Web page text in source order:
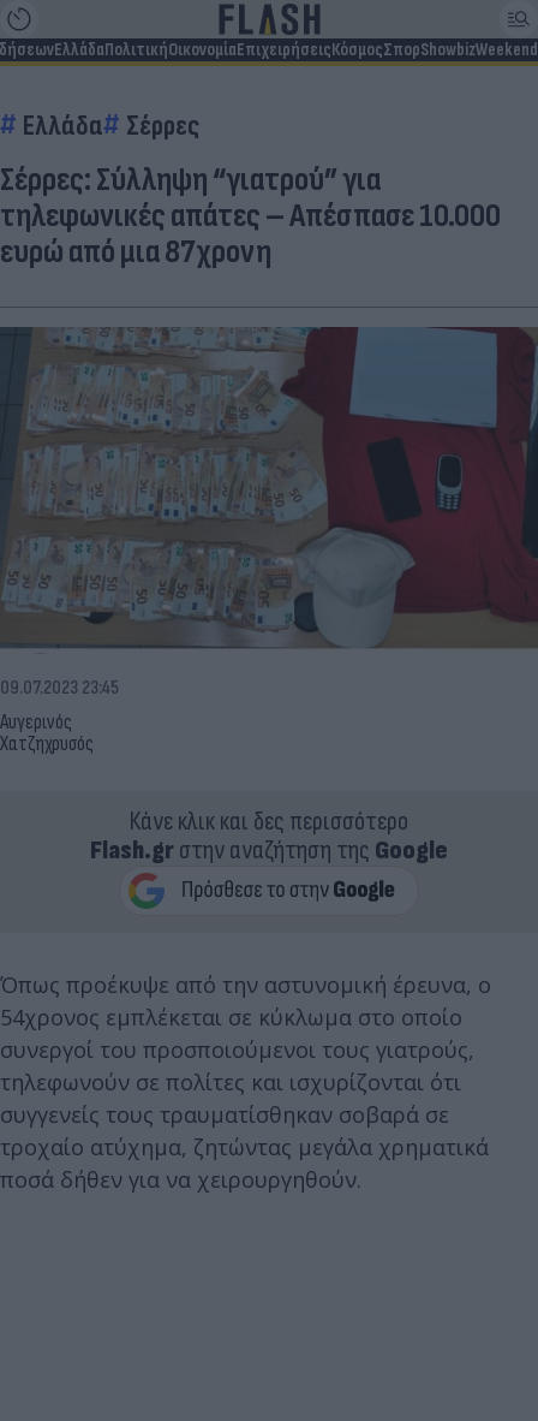
ΕλλάδαΠολιτικήΟικονομίαΕπιχειρήσειςΚόσμοςΣπορShowbizWeekend
Ελλάδα Σέρρες
Σέρρες: Σύλληψη “γιατρού” για
τηλεφωνικές απάτες – Απέσπασε 10.000
ευρώ από μια 87χρονη
Αυγερινός
Χατζηχρυσός
09.07.2023 23:45
Κάνε κλικ και δες περισσότερο
Flash.grστην αναζήτηση της Google
Όπως προέκυψε από την αστυνομική έρευνα, ο
54χρονος εμπλέκεται σε κύκλωμα στο οποίο
συνεργοί του προσποιούμενοι τους γιατρούς,
τηλεφωνούν σε πολίτες και ισχυρίζονται ότι
συγγενείς τους τραυματίσθηκαν σοβαρά σε
τροχαίο ατύχημα, ζητώντας μεγάλα χρηματικά
ποσά δήθεν για να χειρουργηθούν.